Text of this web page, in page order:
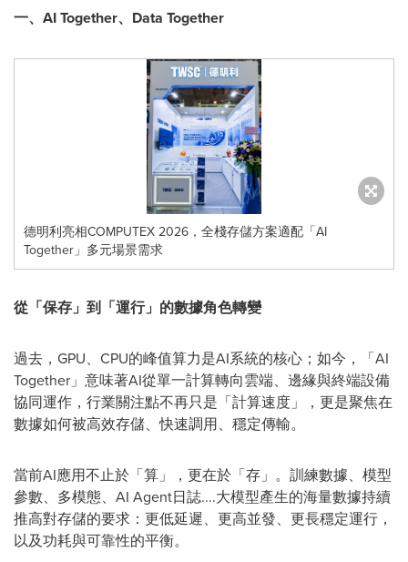
一、 AI Together、 Data Together
德明利亮相COMPUTEX 2026，全棧存儲方案適配「AI
Together」多元場景需求
從「保存」到「運行」的數據角色轉變
過去，GPU、CPU的峰值算力是AI系統的核心；如今， 「AI
Together」意味著AI從單一計算轉向雲端、邊緣與終端設備
協同運作，行業關注點不再只是「計算速度」，更是聚焦在
數據如何被高效存儲、快速調用、穩定傳輸。
當前AI應用不止於「算」，更在於「存」。訓練數據、模型
參數、多模態、AI Agent日誌....大模型產生的海量數據持續
推高對存儲的要求：更低延遲、更高並發、更長穩定運行，
以及功耗與可靠性的平衡。